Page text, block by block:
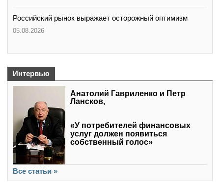
Российский рынок выражает осторожный оптимизм
05.08.2026
Интервью
Анатолий Гавриленко и Петр
Лансков,
«У потребителей финансовых
услуг должен появиться
собственный голос»
Все статьи »